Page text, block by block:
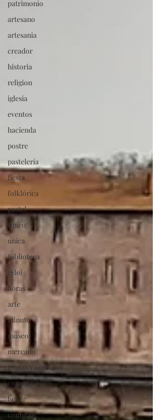
patrimonio
artesano
artesania
creador
historia
religion
iglesia
eventos
hacienda
postre
pastelería
fiesta
folklórica
pastel
típico
única
Biblioteca
reloj
horas
arte
minuto
museo
mercado
Frutas y verduras
comer
beber
comida